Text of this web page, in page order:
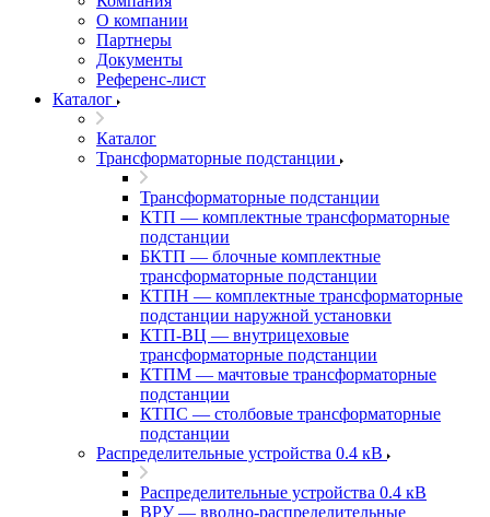
О компании
Партнеры
Документы
Референс-лист
Каталог
Каталог
Трансформаторные подстанции
Трансформаторные подстанции
КТП — комплектные трансформаторные
подстанции
БКТП — блочные комплектные
трансформаторные подстанции
КТПН — комплектные трансформаторные
подстанции наружной установки
КТП-ВЦ — внутрицеховые
трансформаторные подстанции
КТПМ — мачтовые трансформаторные
подстанции
КТПС — столбовые трансформаторные
подстанции
Распределительные устройства 0.4 кВ
Распределительные устройства 0.4 кВ
ВРУ — вводно-распределительные